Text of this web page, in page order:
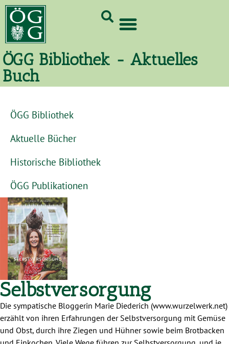
ÖGG Bibliothek - Aktuelles
Buch
ÖGG Bibliothek
Aktuelle Bücher
Historische Bibliothek
ÖGG Publikationen
Selbstversorgung
Die sympatische Bloggerin Marie Diederich (www.wurzelwerk.net)
erzählt von ihren Erfahrungen der Selbstversorgung mit Gemüse
und Obst, durch ihre Ziegen und Hühner sowie beim Brotbacken